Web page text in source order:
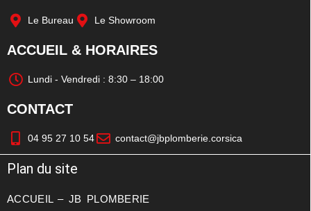
Le Bureau Le Showroom
ACCUEIL & HORAIRES
Lundi - Vendredi : 8:30 – 18:00
CONTACT
04 95 27 10 54 contact@jbplomberie.corsica
Plan du site
ACCUEIL – JB PLOMBERIE